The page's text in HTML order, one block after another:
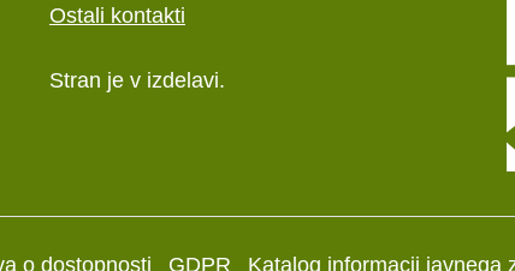
Ostali kontakti
Stran je v izdelavi.
o dostopnosti GDPR Katalog informacij javnega